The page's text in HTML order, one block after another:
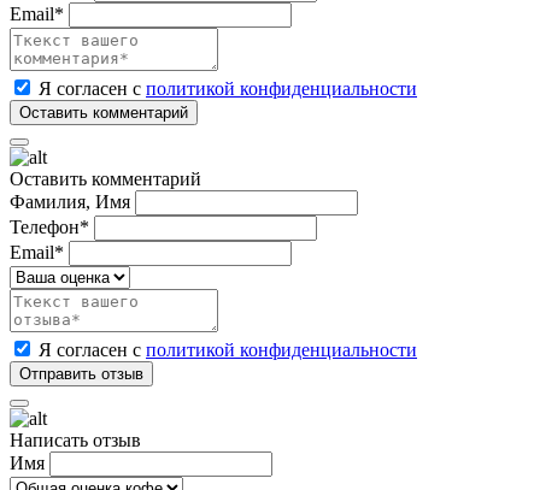
Email*
Я согласен с политикой конфиденциальности
Оставить комментарий
Фамилия, Имя
Телефон*
Email*
Я согласен с политикой конфиденциальности
Написать отзыв
Имя